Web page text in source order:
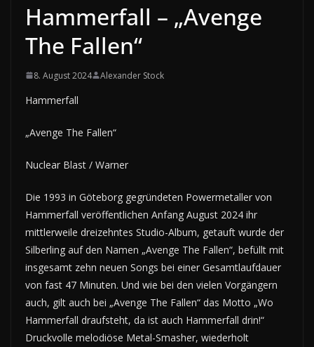
Hammerfall – „Avenge
The Fallen“
8. August 2024 Alexander Stock
Hammerfall
„Avenge The Fallen“
Nuclear Blast / Warner
Die 1993 in Göteborg gegründeten Powermetaller von
Hammerfall veröffentlichen Anfang August 2024 ihr
mittlerweile dreizehntes Studio-Album, getauft wurde der
Silberling auf den Namen „Avenge The Fallen“, befüllt mit
insgesamt zehn neuen Songs bei einer Gesamtlaufdauer
von fast 47 Minuten. Und wie bei den vielen Vorgängern
auch, gilt auch bei „Avenge The Fallen“ das Motto „Wo
Hammerfall draufsteht, da ist auch Hammerfall drin!“
Druckvolle melodiöse Metal-Smasher, wiederholt